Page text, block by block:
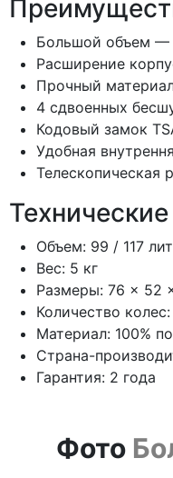
Большой объем —
Расширение
Прочный
4 сдвоенных
Кодовый замок
Удобная
Телескопическая
Объем: 99 / 117
Вес: 5 кг
Размеры: 76 × 52
Количество
Материал: 100%
Страна-
Гарантия: 2 года
Фото